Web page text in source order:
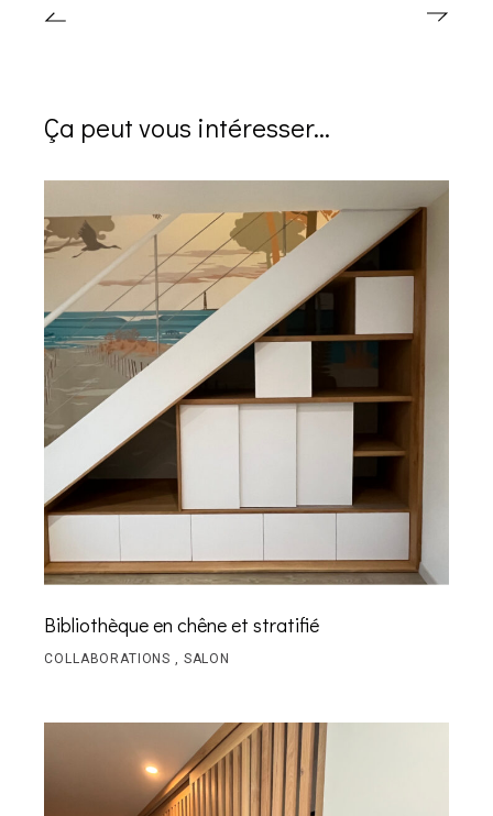
Ça peut vous intéresser...
Bibliothèque en chêne et stratifié
COLLABORATIONS SALON